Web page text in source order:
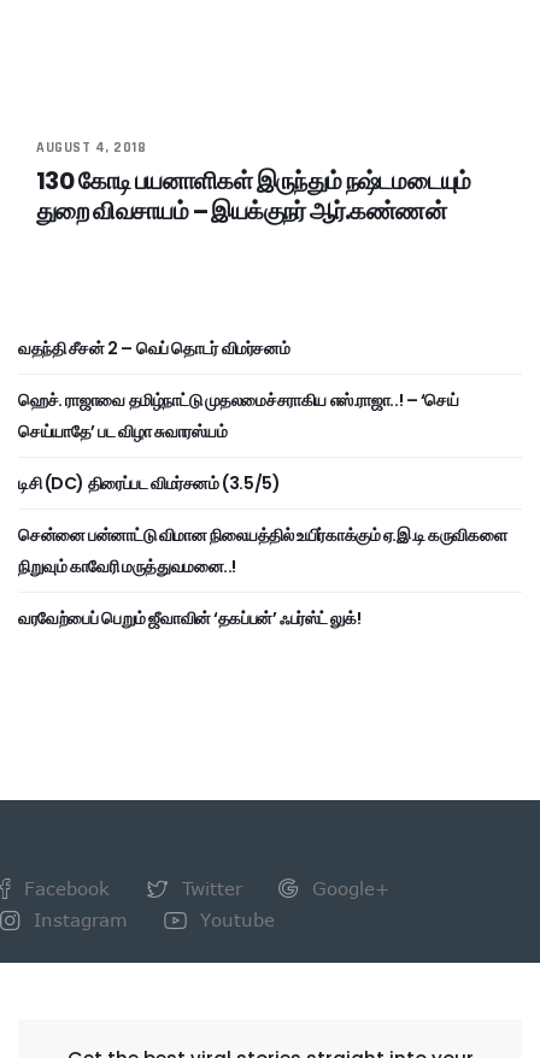
AUGUST 4, 2018
130 கோடி பயனாளிகள் இருந்தும் நஷ்டமடையும்
துறை விவசாயம் – இயக்குநர் ஆர்.கண்ணன்
வதந்தி சீசன் 2 – வெப் தொடர் விமர்சனம்
ஹெச். ராஜாவை தமிழ்நாட்டு முதலமைச்சராகிய எஸ்.ராஜா..! – ‘செய்
செய்யாதே’ பட விழா சுவாரஸ்யம்
டிசி (DC) திரைப்பட விமர்சனம் (3.5/5)
சென்னை பன்னாட்டு விமான நிலையத்தில் உயிர்காக்கும் ஏ.இ.டி கருவிகளை
நிறுவும் காவேரி மருத்துவமனை..!
வரவேற்பைப் பெறும் ஜீவாவின் ‘தகப்பன்’ ஃபர்ஸ்ட் லுக்!
Facebook Twitter
Google+
Instagram
Youtube